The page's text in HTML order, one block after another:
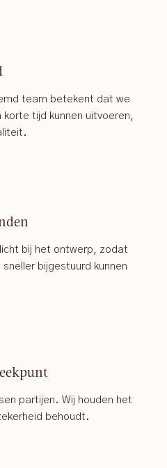
team betekent dat we
tijd kunnen uitvoeren,
bij het ontwerp, zodat
bijgestuurd kunnen
partijen. Wij houden het
behoudt.